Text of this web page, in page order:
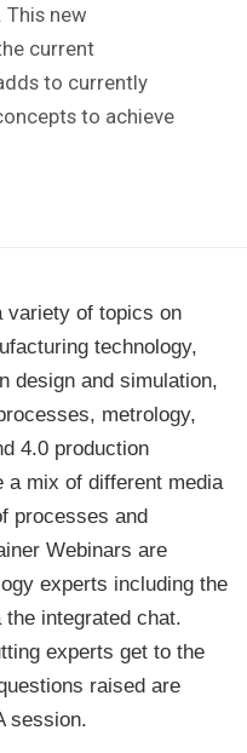
new
current
to currently
to achieve
variety of topics on
technology,
design and simulation,
metrology,
4.0 production
a mix of different media
processes and
Webinars are
experts including the
integrated chat.
experts get to the
raised are
session.